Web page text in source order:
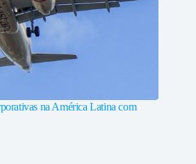
na América Latina com